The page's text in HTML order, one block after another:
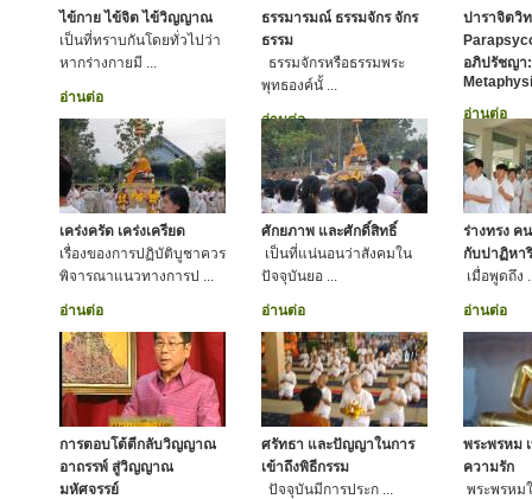
ไข้กาย ไข้จิต ไข้วิญญาณ
เป็นที่ทราบกันโดยทั่วไปว่า
หากร่างกายมี ...
อ่านต่อ
ธรรมารมณ์ ธรรมจักร จักร
ธรรม
ธรรมจักรหรือธรรมพระ
พุทธองค์นั้ ...
อ่านต่อ
ปาราจิตวิ
อภิปรัชญา
อ่านต่อ
เคร่งครัด เคร่งเครียด
เรื่องของการปฏิบัติบูชาควร
พิจารณาแนวทางการป ...
อ่านต่อ
ศักยภาพ และศักดิ์สิทธิ์
เป็นที่แน่นอนว่าสังคมใน
ปัจจุบันยอ ...
อ่านต่อ
ร่างทรง ค
กับปาฏิหา
เมื่อพูดถึง
อ่านต่อ
การตอบโต้ตีกลับวิญญาณ
อาถรรพ์ สู่วิญญาณ
มหัศจรรย์
ศรัทธา และปัญญาในการ
เข้าถึงพิธีกรรม
ปัจจุบันมีการประก ...
พระพรหม
ความรัก
พระพรหม